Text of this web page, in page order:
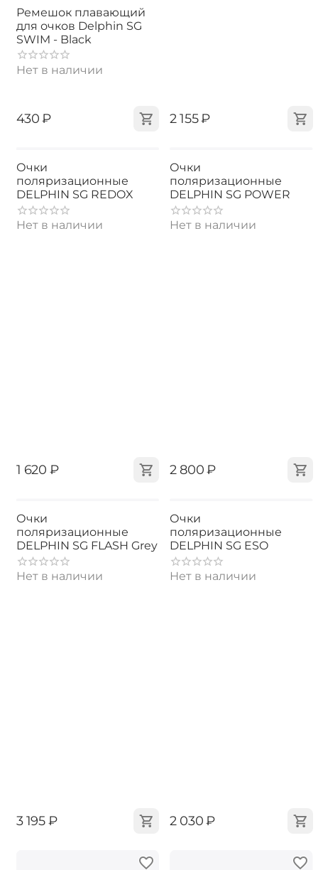
Ремешок плавающий
для очков Delphin SG
SWIM - Black
Нет в наличии
‍430‍ ₽ ‍2 155‍₽
Очки
поляризационные
DELPHIN SG REDOX
Нет в наличии
‍1 620‍ ₽
Очки
поляризационные
DELPHIN SG POWER
Нет в наличии
‍2 800‍₽
Очки
поляризационные
DELPHIN SG FLASH Grey
Нет в наличии
‍3 195‍₽
Очки
поляризационные
DELPHIN SG ESO
Нет в наличии
‍2 030‍₽